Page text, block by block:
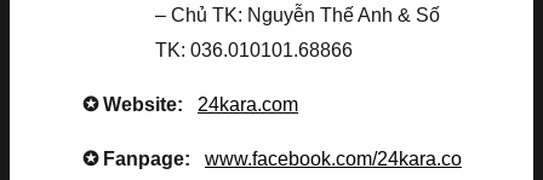
– Chủ TK: Nguyễn Thế Anh & Số
TK: 036.010101.68866
✪ Website: 24kara.com
✪ Fanpage: www.facebook.com/24kara.co